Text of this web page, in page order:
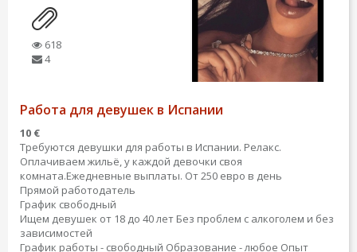
618
4
Работа для девушек в Испании
10 €
Требуются девушки для работы в Испании. Релакс.
Оплачиваем жильё, у каждой девочки своя
комната.Ежедневные выплаты. От 250 евро в день
Прямой работодатель
График свободный
Ищем девушек от 18 до 40 лет Без проблем с алкоголем и без
зависимостей
График работы - свободный Образование - любое Опыт